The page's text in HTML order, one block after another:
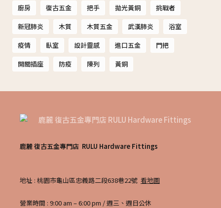
廚房
復古五金 把手 拋光黃銅
挑戰者
新冠肺炎
木質 木質五金 武漢肺炎
浴室
疫情
臥室 設計靈感 進口五金
門把
開關插座
防疫 陳列 黃銅
鹿麓 復古五金專門店 RULU Hardware Fittings
地址 : 桃園市龜山區忠義路二段638巷22號 看地圖
營業時間 : 9:00 am – 6:00 pm / 週三、週日公休